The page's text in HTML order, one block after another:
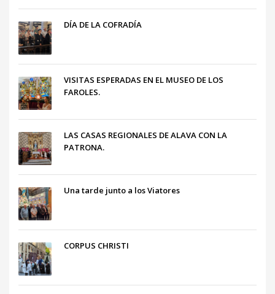
DÍA DE LA COFRADÍA
VISITAS ESPERADAS EN EL MUSEO DE LOS
FAROLES.
LAS CASAS REGIONALES DE ALAVA CON LA
PATRONA.
Una tarde junto a los Viatores
CORPUS CHRISTI